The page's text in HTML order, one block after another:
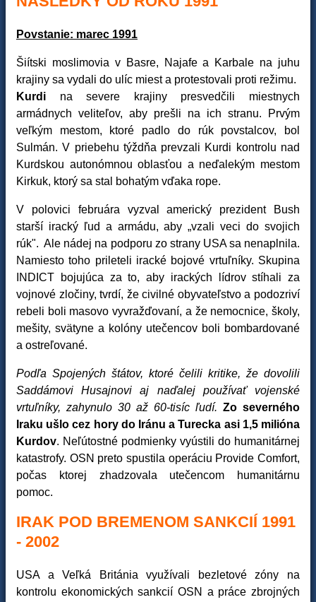
Povstanie: marec 1991
Šiítski moslimovia v Basre, Najafe a Karbale na juhu
krajiny sa vydali do ulíc miest a protestovali proti režimu.
Kurdi na severe krajiny presvedčili miestnych
armádnych veliteľov, aby prešli na ich stranu. Prvým
veľkým mestom, ktoré padlo do rúk povstalcov, bol
Sulmán. V priebehu týždňa prevzali Kurdi kontrolu nad
Kurdskou autonómnou oblasťou a neďalekým mestom
Kirkuk, ktorý sa stal bohatým vďaka rope.
V polovici februára vyzval americký prezident Bush
starší iracký ľud a armádu, aby „vzali veci do svojich
rúk". Ale nádej na podporu zo strany USA sa nenaplnila.
Namiesto toho prileteli iracké bojové vrtuľníky. Skupina
INDICT bojujúca za to, aby irackých lídrov stíhali za
vojnové zločiny, tvrdí, že civilné obyvateľstvo a podozriví
rebeli boli masovo vyvražďovaní, a že nemocnice, školy,
mešity, svätyne a kolóny utečencov boli bombardované
a ostreľované.
Podľa Spojených štátov, ktoré čelili kritike, že dovolili
Saddámovi Husajnovi aj naďalej používať vojenské
vrtuľníky, zahynulo 30 až 60-tisíc ľudí. Zo severného
Iraku ušlo cez hory do Iránu a Turecka asi 1,5 milióna
Kurdov. Neľútostné podmienky vyústili do humanitárnej
katastrofy. OSN preto spustila operáciu Provide Comfort,
počas ktorej zhadzovala utečencom humanitárnu
pomoc.
IRAK POD BREMENOM SANKCIÍ 1991
- 2002
USA a Veľká Británia využívali bezletové zóny na
kontrolu ekonomických sankcií OSN a práce zbrojných